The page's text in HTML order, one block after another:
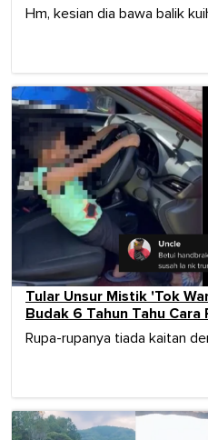
Hm, kesian dia bawa balik
Tular Unsur Mistik 'Tok
Budak 6 Tahun Tahu Cara
Rupa-rupanya tiada kaitan